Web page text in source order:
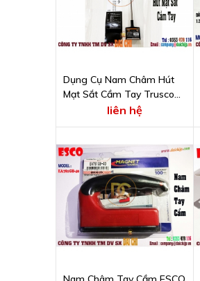
Dụng Cụ Nam Châm Hút
Mạt Sắt Cầm Tay Trusco
Model THM5000EA
liên hệ